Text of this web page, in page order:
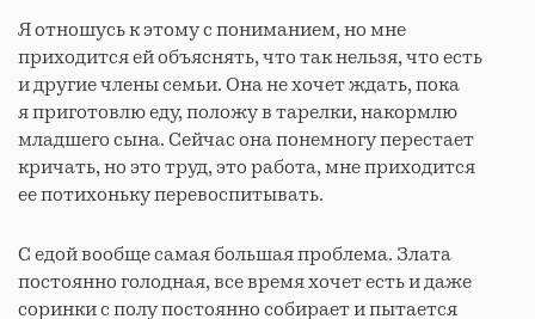
Я отношусь к этому с пониманием, но мне
приходится ей объяснять, что так нельзя, что есть
и другие члены семьи. Она не хочет ждать, пока
я приготовлю еду, положу в тарелки, накормлю
младшего сына. Сейчас она понемногу перестает
кричать, но это труд, это работа, мне приходится
ее потихоньку перевоспитывать.
С едой вообще самая большая проблема. Злата
постоянно голодная, все время хочет есть и даже
соринки с полу постоянно собирает и пытается